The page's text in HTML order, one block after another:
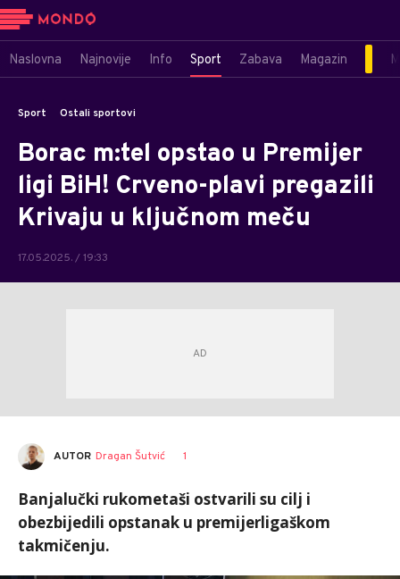
Naslovna Najnovije Info Sport Zabava Magazin
Sport Ostali sportovi
Borac m:tel opstao u Premijer
ligi BiH! Crveno-plavi pregazili
Krivaju u ključnom meču
17.05.2025. / 19:33
AUTOR Dragan Šutvić 1
Banjalučki rukometaši ostvarili su cilj i
obezbijedili opstanak u premijerligaškom
takmičenju.